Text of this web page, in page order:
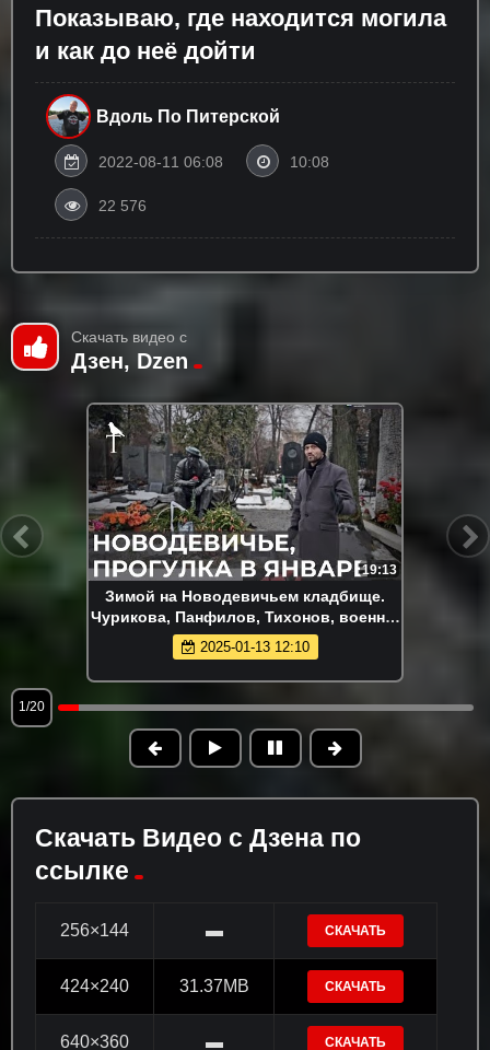
Показываю, где находится могила
и как до неё дойти
Вдоль По Питерской
2022-08-11 06:08 10:08
22 576
Скачать видео с
Дзен, Dzen
19:13
Зимой на Новодевичьем кладбище.
Чурикова, Панфилов, Тихонов, военно-
начальники, известные артисты.
2025-01-13 12:10
1/20
Скачать Видео с Дзена по
ссылке
256×144 ▬ СКАЧАТЬ
424×240 31.37MB СКАЧАТЬ
640×360 ▬ СКАЧАТЬ